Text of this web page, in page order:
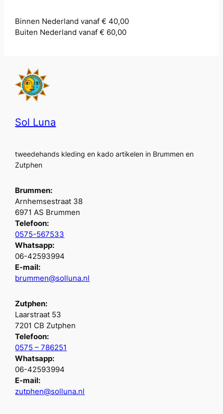
Binnen Nederland vanaf € 40,00
Buiten Nederland vanaf € 60,00
Sol Luna
tweedehands kleding en kado artikelen in Brummen en
Zutphen
Brummen:
Arnhemsestraat 38
6971 AS Brummen
Telefoon:
0575-567533
Whatsapp:
06-42593994
E-mail:
brummen@solluna.nl
Zutphen:
Laarstraat 53
7201 CB Zutphen
Telefoon:
0575 – 786251
Whatsapp:
06-42593994
E-mail:
zutphen@solluna.nl